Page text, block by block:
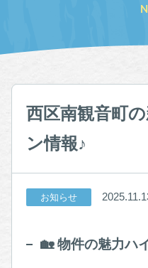
西区南観音町
ン情報♪
お知らせ
🏡 物件の魅力ハ